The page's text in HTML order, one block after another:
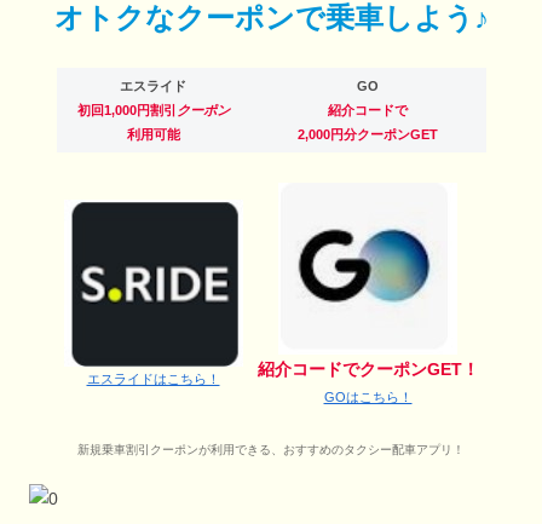
オトクなクーポンで乗車しよう♪
エスライド
初回1,000円割引 クーポン
利用可能
GO
紹介コードで
2,000円分クーポンGET
エスライドはこちら！
紹介コードでクーポンGET！
GOはこちら！
新規乗車割引クーポンが利用できる、おすすめのタクシー配車アプリ！